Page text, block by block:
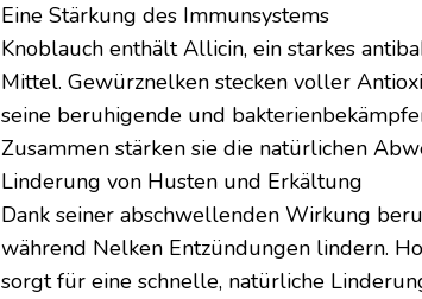
Eine Stärkung des Immunsystems
Knoblauch enthält Allicin, ein starkes
Mittel. Gewürznelken stecken voller
seine beruhigende und
Zusammen stärken sie die natürlichen
Linderung von Husten und Erkältung
Dank seiner abschwellenden Wirkung
während Nelken Entzündungen lindern.
sorgt für eine schnelle, natürliche